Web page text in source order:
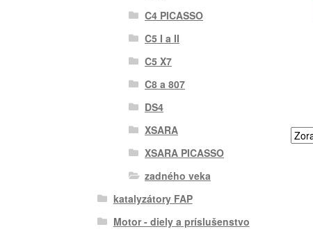
C4 PICASSO
C5 I a II
C5 X7
C8 a 807
DS4
XSARA
XSARA PICASSO
zadného veka
katalyzátory FAP
Motor - diely a príslušenstvo